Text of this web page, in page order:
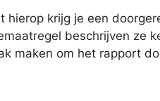
krijg je een
beschrijven ze
maken om het rapport